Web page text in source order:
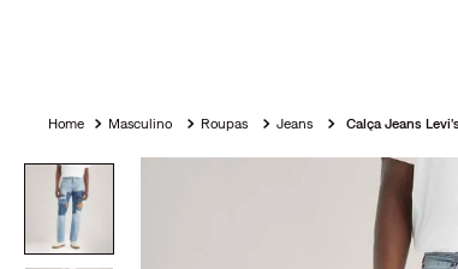
Masculino Roupas Jeans